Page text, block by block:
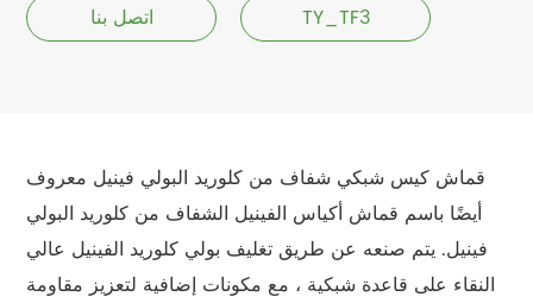
اتصل بنا TY_TF3
قماش كيس شبكي شفاف من كلوريد البولي فينيل معروف
أيضًا باسم قماش أكياس الفينيل الشفاف من كلوريد البولي
فينيل. يتم صنعه عن طريق تغليف بولي كلوريد الفينيل عالي
النقاء على قاعدة شبكية ، مع مكونات إضافية لتعزيز مقاومة